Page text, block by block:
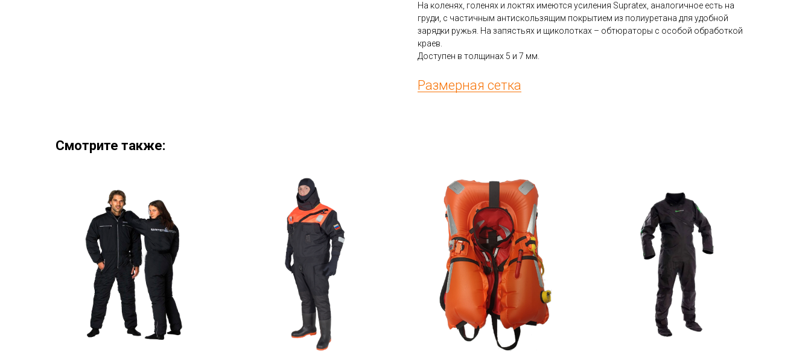
На коленях, голенях и локтях имеются усиления Supratex, аналогичное есть на
груди, с частичным антискользящим покрытием из полиуретана для удобной
зарядки ружья. На запястьях и щиколотках – обтюраторы с особой обработкой
краев.
Доступен в толщинах 5 и 7 мм.
Размерная сетка
Смотрите также: